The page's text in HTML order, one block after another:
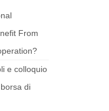
From
e colloquio
di